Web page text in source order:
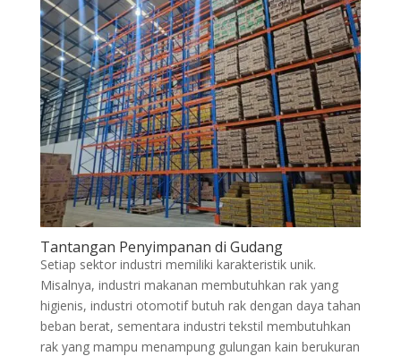
Tantangan Penyimpanan di Gudang
Setiap sektor industri memiliki karakteristik unik.
Misalnya, industri makanan membutuhkan rak yang
higienis, industri otomotif butuh rak dengan daya tahan
beban berat, sementara industri tekstil membutuhkan
rak yang mampu menampung gulungan kain berukuran